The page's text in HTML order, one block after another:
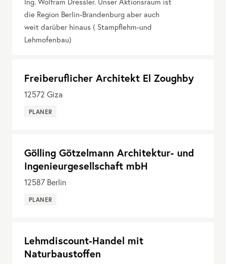
die Region Berlin-Brandenburg aber auch
weit darüber hinaus ( Stampflehm-und
Lehmofenbau)
Freiberuflicher Architekt El Zoughby
12572 Giza
PLANER
Gölling Götzelmann Architektur- und
Ingenieurgesellschaft mbH
12587 Berlin
PLANER
Lehmdiscount-Handel mit
Naturbaustoffen